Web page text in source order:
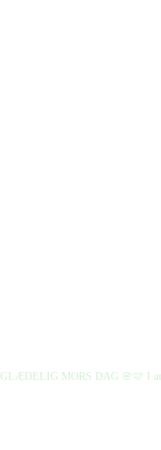
GLÆDELIG MORS DAG 🌸🩷 I